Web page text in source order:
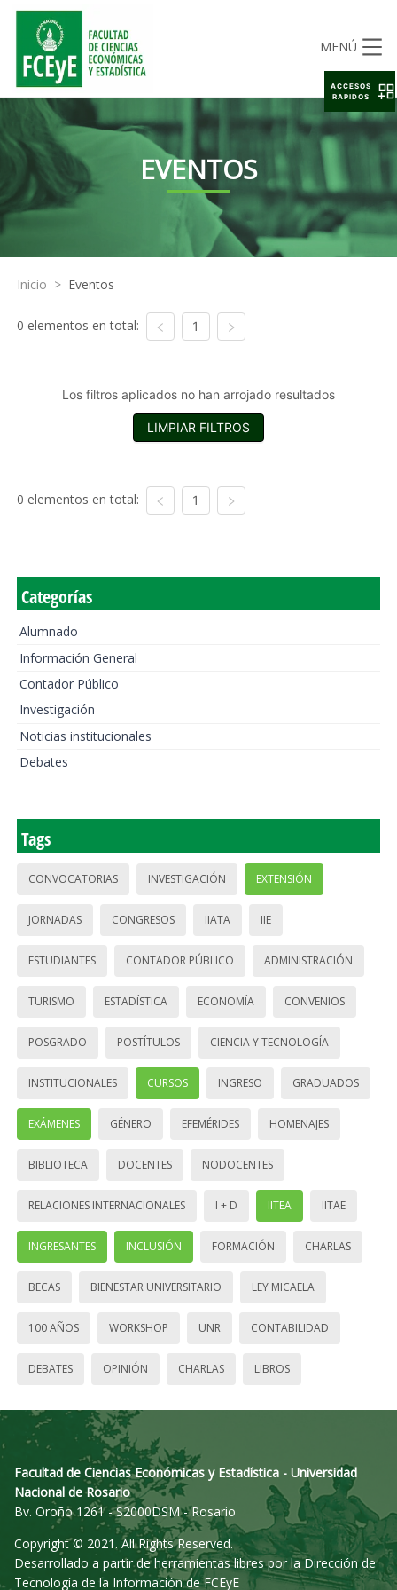
MENÚ
EVENTOS
Inicio > Eventos
0 elementos en total: 1
Los filtros aplicados no han arrojado resultados
LIMPIAR FILTROS
0 elementos en total: 1
Categorías
Alumnado
Información General
Contador Público
Investigación
Noticias institucionales
Debates
Tags
CONVOCATORIAS INVESTIGACIÓN EXTENSIÓN
JORNADAS CONGRESOS IIATA IIE
ESTUDIANTES CONTADOR PÚBLICO ADMINISTRACIÓN
TURISMO ESTADÍSTICA ECONOMÍA CONVENIOS
POSGRADO POSTÍTULOS CIENCIA Y TECNOLOGÍA
INSTITUCIONALES CURSOS INGRESO GRADUADOS
EXÁMENES GÉNERO EFEMÉRIDES HOMENAJES
BIBLIOTECA DOCENTES NODOCENTES
RELACIONES INTERNACIONALES I + D IITEA IITAE
INGRESANTES INCLUSIÓN FORMACIÓN CHARLAS
BECAS BIENESTAR UNIVERSITARIO LEY MICAELA
100 AÑOS WORKSHOP UNR CONTABILIDAD
DEBATES OPINIÓN CHARLAS LIBROS
Facultad de Ciencias Económicas y Estadística - Universidad
Nacional de Rosario
Bv. Oroño 1261 - S2000DSM - Rosario
Copyright © 2021. All Rights Reserved.
Desarrollado a partir de herramientas libres por la Dirección de
Tecnología de la Información de FCEyE
ACCESOS
RAPIDOS